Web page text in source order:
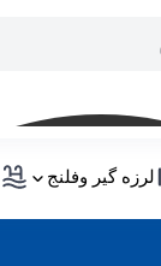
لرزه گیر وفلنج